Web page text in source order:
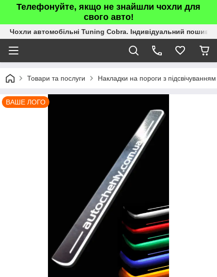
Телефонуйте, якщо не знайшли чохли для
свого авто!
Чохли автомобільні Tuning Cobra. Індивідуальний пошив.
Товари та послуги Накладки на пороги з підсвічуванням
ВАШЕ ЛОГО